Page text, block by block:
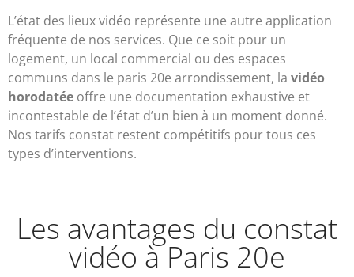
L’état des lieux vidéo représente une autre application
fréquente de nos services. Que ce soit pour un
logement, un local commercial ou des espaces
communs dans le paris 20e arrondissement, la vidéo
horodatée offre une documentation exhaustive et
incontestable de l’état d’un bien à un moment donné.
Nos tarifs constat restent compétitifs pour tous ces
types d’interventions.
Les avantages du constat
vidéo à Paris 20e